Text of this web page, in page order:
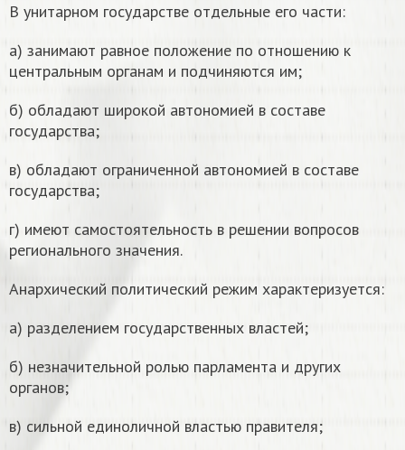
В унитарном государстве отдельные его части:
а) занимают равное положение по отношению к
центральным органам и подчиняются им;
б) обладают широкой автономией в составе
государства;
в) обладают ограниченной автономией в составе
государства;
г) имеют самостоятельность в решении вопросов
регионального значения.
Анархический политический режим характеризуется:
а) разделением государственных властей;
б) незначительной ролью парламента и других
органов;
в) сильной единоличной властью правителя;